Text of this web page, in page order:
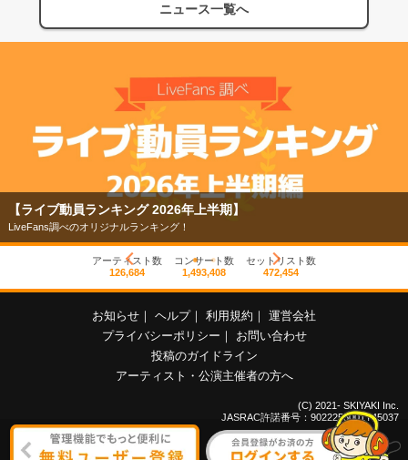
ニュース一覧へ
【ライブ動員ランキング 2026年上半期】
LiveFans調べのオリジナルランキング！
アーティスト数
126,684
コンサート数
1,493,408
セットリスト数
472,454
お知らせ ｜ ヘルプ｜ 利用規約 ｜ 運営会社
プライバシーポリシー ｜
お問い合わせ
投稿のガイドライン
アーティスト・公演主催者の方へ
(C) 2021- SKIYAKI Inc.
JASRAC許諾番号：9022255001Y45037